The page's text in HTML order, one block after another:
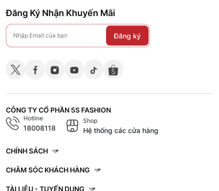
Đăng Ký Nhận Khuyến Mãi
Đăng ký
CÔNG TY CỔ PHẦN 5S FASHION
Hotline
18008118
Shop
Hệ thống các cửa hàng
CHÍNH SÁCH
CHĂM SÓC KHÁCH HÀNG
TÀI LIỆU - TUYỂN DỤNG